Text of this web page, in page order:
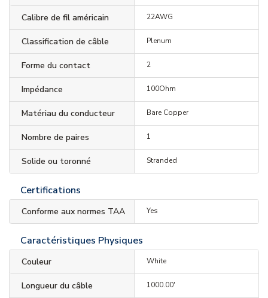
Calibre de fil américain 22AWG
Classification de câble Plenum
Forme du contact 2
Impédance 100Ohm
Matériau du conducteur Bare Copper
Nombre de paires 1
Solide ou toronné Stranded
Certifications
Conforme aux normes TAA Yes
Caractéristiques Physiques
Couleur White
Longueur du câble 1000.00'